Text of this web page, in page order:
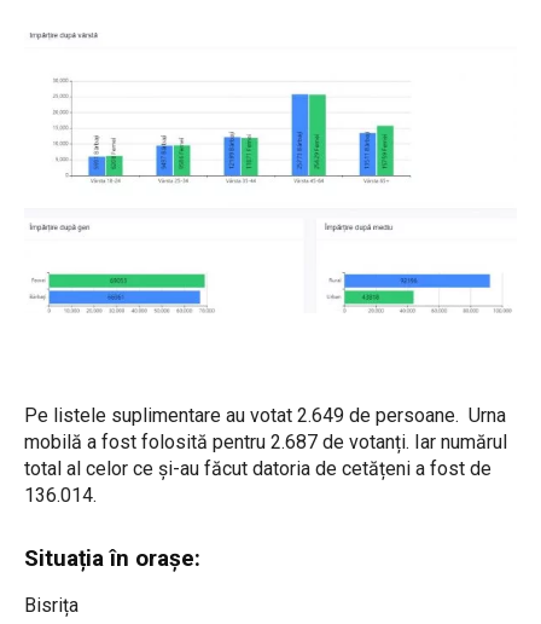
Pe listele suplimentare au votat 2.649 de persoane. Urna
mobilă a fost folosită pentru 2.687 de votanți. Iar numărul
total al celor ce și-au făcut datoria de cetățeni a fost de
136.014.
Situația în orașe:
Bisrița